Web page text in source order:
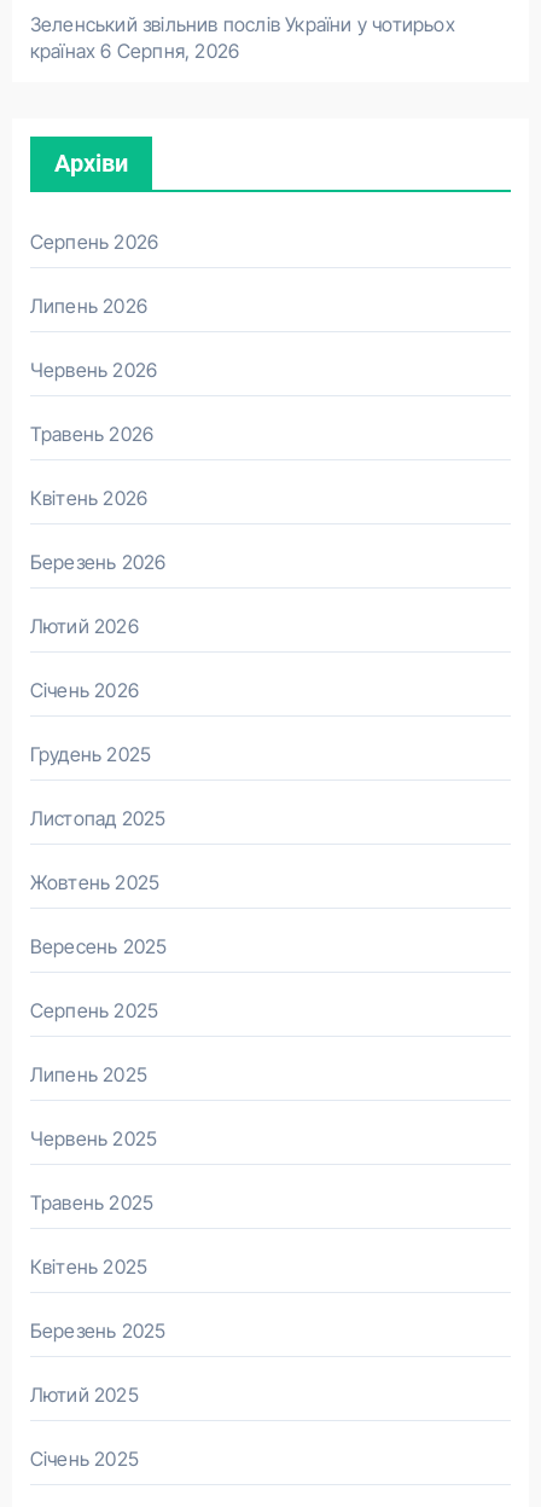
Зеленський звільнив послів України у чотирьох
країнах 6 Серпня, 2026
Архіви
Серпень 2026
Липень 2026
Червень 2026
Травень 2026
Квітень 2026
Березень 2026
Лютий 2026
Січень 2026
Грудень 2025
Листопад 2025
Жовтень 2025
Вересень 2025
Серпень 2025
Липень 2025
Червень 2025
Травень 2025
Квітень 2025
Березень 2025
Лютий 2025
Січень 2025